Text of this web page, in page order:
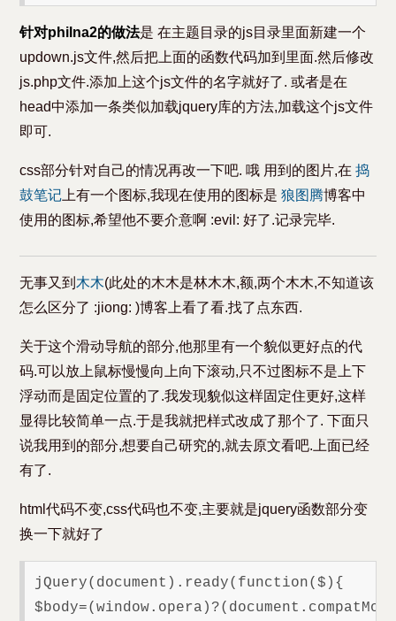
针对philna2的做法是 在主题目录的js目录里面新建一个
updown.js文件,然后把上面的函数代码加到里面.然后修改
js.php文件.添加上这个js文件的名字就好了. 或者是在
head中添加一条类似加载jquery库的方法,加载这个js文件
即可.
css部分针对自己的情况再改一下吧. 哦 用到的图片,在捣
鼓笔记 上有一个图标,我现在使用的图标是狼图腾博客中
使用的图标,希望他不要介意啊 :evil: 好了.记录完毕.
无事又到 木木(此处的木木是林木木,额,两个木木,不知道该
怎么区分了 :jiong: )博客上看了看.找了点东西.
关于这个滑动导航的部分,他那里有一个貌似更好点的代
码.可以放上鼠标慢慢向上向下滚动,只不过图标不是上下
浮动而是固定位置的了.我发现貌似这样固定住更好,这样
显得比较简单一点.于是我就把样式改成了那个了. 下面只
说我用到的部分,想要自己研究的,就去原文看吧.上面已经
有了.
html代码不变,css代码也不变,主要就是jquery函数部分变
换一下就好了
jQuery(document).ready(function($){